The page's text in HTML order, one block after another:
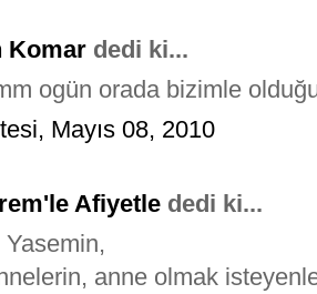
Komar dedi ki...
ogün orada bizimle
Mayıs 08, 2010
Afiyetle dedi ki...
anne olmak